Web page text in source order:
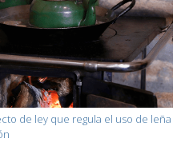
de ley que regula el uso de leña